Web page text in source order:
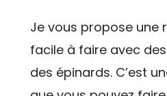
Je vous propose une
facile à faire avec
des épinards. C’est